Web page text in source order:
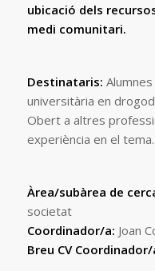
ubicació dels
medi comunitari.
Destinataris:
universitària en
Obert a altres
experiència en el tema.
Àrea/subàrea de
societat
Coordinador/a: Joan
Breu CV Coordinador/